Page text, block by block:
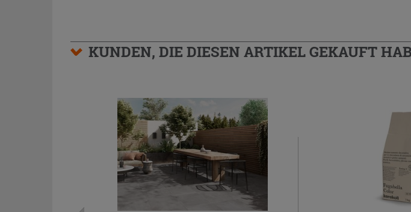
KUNDEN, DIE DIESEN ARTIKEL GEKAUFT